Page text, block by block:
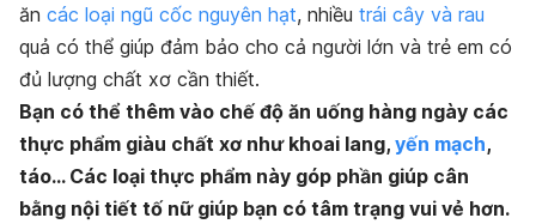
ăn các loại ngũ cốc nguyên hạt, nhiều trái cây và rau
quả có thể giúp đảm bảo cho cả người lớn và trẻ em có
đủ lượng chất xơ cần thiết.
Bạn có thể thêm vào chế độ ăn uống hàng ngày các
thực phẩm giàu chất xơ như khoai lang, yến mạch,
táo… Các loại thực phẩm này góp phần giúp cân
bằng nội tiết tố nữ giúp bạn có tâm trạng vui vẻ hơn.